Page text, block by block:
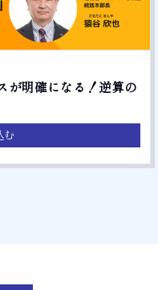
が明確になる！逆算の
む